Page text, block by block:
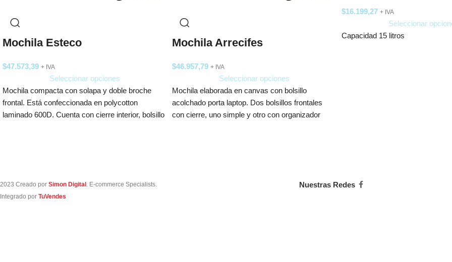
Mochila Esteco
$47.573,39 + IVA
Seleccionar opciones
Mochila compacta con solapa y doble broche
frontal. Está confeccionada en polycotton
laminado 600D. Cuenta con cierre interior, bolsillo
Mochila Arrecifes
$46.957,79 + IVA
Seleccionar opciones
Mochila elaborada en canvas con bolsillo
acolchado porta laptop. Dos bolsillos frontales
con cierre, uno simple y otro con organizador
$16.199,27 + IVA
Seleccionar
Capacidad 15 litros
2023 Creado por Simon Digital . E-commerce Specialists.
Integrado por TuVendes
Nuestras Redes